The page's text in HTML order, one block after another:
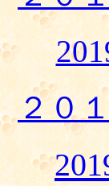
２０